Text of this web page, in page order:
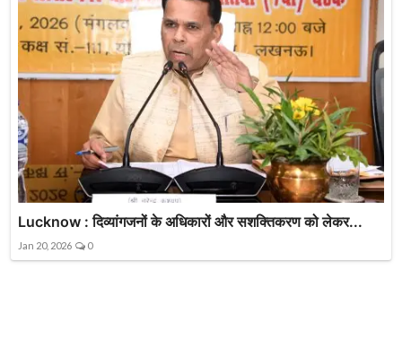
Lucknow : दिव्यांगजनों के अधिकारों और सशक्तिकरण को लेकर...
Jan 20, 2026 0